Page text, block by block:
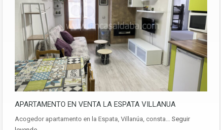
APARTAMENTO EN VENTA LA ESPATA VILLANUA
Acogedor apartamento en la Espata, Villanúa, consta… Seguir